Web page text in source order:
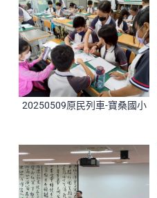
20250509原民列車-寶桑國小